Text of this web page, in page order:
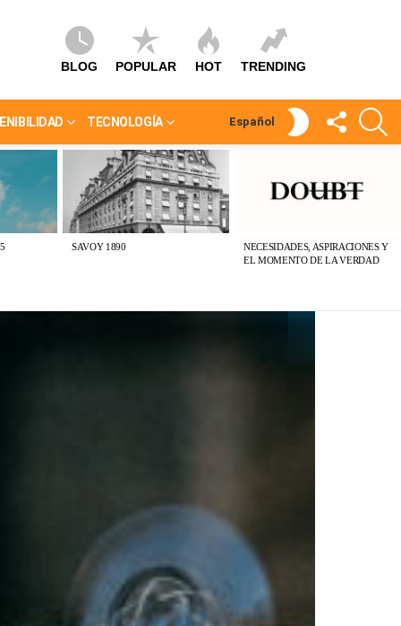
BLOG POPULAR HOT TRENDING
TECNOLOGÍA Español
SKIN
SÍGUEME
SAVOY 1890
NECESIDADES, ASPIRACIONES Y
EL MOMENTO DE LA VERDAD